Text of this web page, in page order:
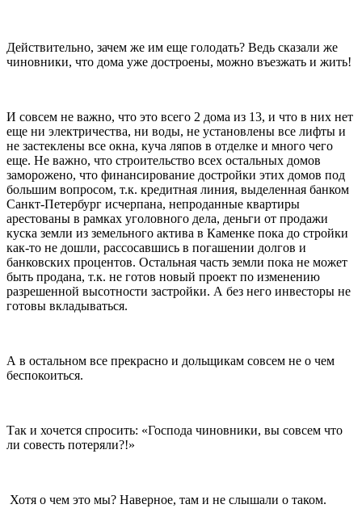
Действительно, зачем же им еще голодать? Ведь сказали же
чиновники, что дома уже достроены, можно въезжать и жить!
И совсем не важно, что это всего 2 дома из 13, и что в них нет
еще ни электричества, ни воды, не установлены все лифты и
не застеклены все окна, куча ляпов в отделке и много чего
еще. Не важно, что строительство всех остальных домов
заморожено, что финансирование достройки этих домов под
большим вопросом, т.к. кредитная линия, выделенная банком
Санкт-Петербург исчерпана, непроданные квартиры
арестованы в рамках уголовного дела, деньги от продажи
куска земли из земельного актива в Каменке пока до стройки
как-то не дошли, рассосавшись в погашении долгов и
банковских процентов. Остальная часть земли пока не может
быть продана, т.к. не готов новый проект по изменению
разрешенной высотности застройки. А без него инвесторы не
готовы вкладываться.
А в остальном все прекрасно и дольщикам совсем не о чем
беспокоиться.
Так и хочется спросить: «Господа чиновники, вы совсем что
ли совесть потеряли?!»
Хотя о чем это мы? Наверное, там и не слышали о таком.